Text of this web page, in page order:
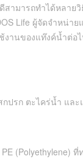
สามารถทำได้หลาย
Life ผู้จัดจำหน่า
านของแท๊งค์น้ำต่อ
ปรก ตะไคร่น้ำ แล
(Polyethylene) ที่